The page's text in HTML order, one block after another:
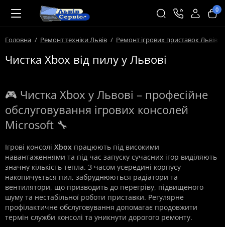
0
Головна Ремонт техніки Львів Ремонт ігрових приставок Львів
Чистка Xbox від пилу у Львові
🎮 Чистка Xbox у Львові – професійне
обслуговування ігрових консолей
Microsoft 🔧
Ігрові консолі Xbox працюють під високими
навантаженнями та під час запуску сучасних ігор виділяють
значну кількість тепла. З часом усередині корпусу
накопичується пил, забруднюються радіатори та
вентилятори, що призводить до перегріву, підвищеного
шуму та нестабільної роботи приставки. Регулярне
профілактичне обслуговування допомагає продовжити
термін служби консолі та уникнути дорогого ремонту.